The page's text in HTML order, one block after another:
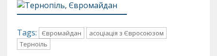
Tags: Євромайдан
асоціація з Євросоюзом
Терноіль